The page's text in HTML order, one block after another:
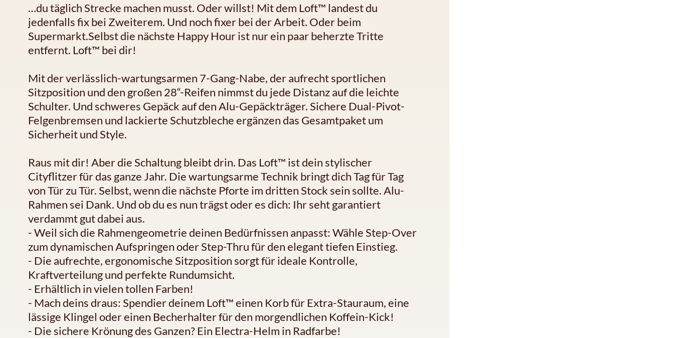
…du täglich Strecke machen musst. Oder willst! Mit dem Loft™ landest du
jedenfalls fix bei Zweiterem. Und noch fixer bei der Arbeit. Oder beim
Supermarkt.Selbst die nächste Happy Hour ist nur ein paar beherzte Tritte
entfernt. Loft™ bei dir!
Mit der verlässlich-wartungsarmen 7-Gang-Nabe, der aufrecht sportlichen
Sitzposition und den großen 28“-Reifen nimmst du jede Distanz auf die leichte
Schulter. Und schweres Gepäck auf den Alu-Gepäckträger. Sichere Dual-Pivot-
Felgenbremsen und lackierte Schutzbleche ergänzen das Gesamtpaket um
Sicherheit und Style.
Raus mit dir! Aber die Schaltung bleibt drin. Das Loft™ ist dein stylischer
Cityflitzer für das ganze Jahr. Die wartungsarme Technik bringt dich Tag für Tag
von Tür zu Tür. Selbst, wenn die nächste Pforte im dritten Stock sein sollte. Alu-
Rahmen sei Dank. Und ob du es nun trägst oder es dich: Ihr seht garantiert
verdammt gut dabei aus.
- Weil sich die Rahmengeometrie deinen Bedürfnissen anpasst: Wähle Step-Over
zum dynamischen Aufspringen oder Step-Thru für den elegant tiefen Einstieg.
- Die aufrechte, ergonomische Sitzposition sorgt für ideale Kontrolle,
Kraftverteilung und perfekte Rundumsicht.
- Erhältlich in vielen tollen Farben!
- Mach deins draus: Spendier deinem Loft™ einen Korb für Extra-Stauraum, eine
lässige Klingel oder einen Becherhalter für den morgendlichen Koffein-Kick!
- Die sichere Krönung des Ganzen? Ein Electra-Helm in Radfarbe!